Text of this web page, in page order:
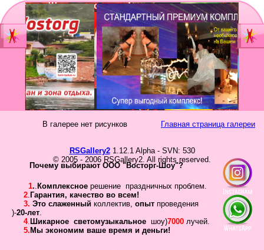
Главная
Шоу-группа
Видеостудия
Прайс
Контакты
Портфолио
Свадьбы
Главная страница галереи
В галерее нет рисунков
RSGallery21.12.1 Alpha - SVN: 530
© 2005 - 2006 RSGallery2. All rights reserved.
Почему выбирают ООО "Восторг-Шоу"?
1.. Комплексное решение праздничных проблем.
2. Гарантия, качество во всем!
3. Это слаженный коллектив, опыт проведения
)-20-лет.
4. Шикарное светомузыкальное шоу)7000 лучей.
5. Мы экономим ваше время и деньги!
год